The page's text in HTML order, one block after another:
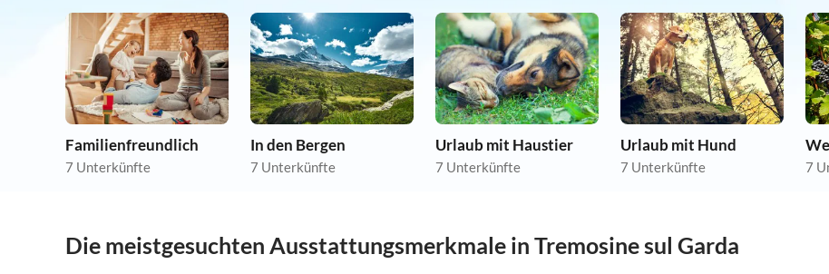
Familienfreundlich
7 Unterkünfte
In den Bergen
7 Unterkünfte
Urlaub mit Haustier
7 Unterkünfte
Urlaub mit Hund
7 Unterkünfte 7
Die meistgesuchten Ausstattungsmerkmale in Tremosine sul Garda